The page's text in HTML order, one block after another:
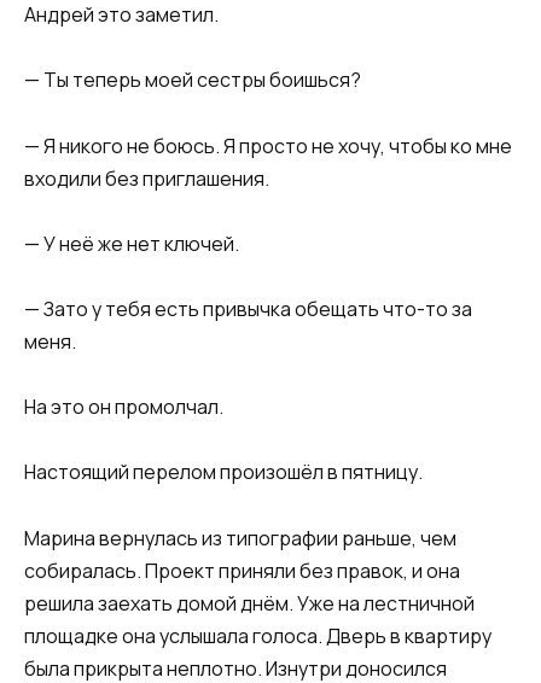
Андрей это заметил.
— Ты теперь моей сестры боишься?
— Я никого не боюсь. Я просто не хочу, чтобы ко мне
входили без приглашения.
— У неё же нет ключей.
— Зато у тебя есть привычка обещать что-то за
меня.
На это он промолчал.
Настоящий перелом произошёл в пятницу.
Марина вернулась из типографии раньше, чем
собиралась. Проект приняли без правок, и она
решила заехать домой днём. Уже на лестничной
площадке она услышала голоса. Дверь в квартиру
была прикрыта неплотно. Изнутри доносился